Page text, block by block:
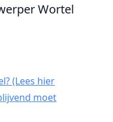
Wortel
(Lees hier
moet